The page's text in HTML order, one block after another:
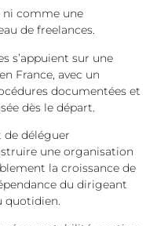
ni comme une
de freelances.
s’appuient sur une
France, avec un
documentées et
dès le départ.
de déléguer
une organisation
la croissance de
du dirigeant
quotidien.